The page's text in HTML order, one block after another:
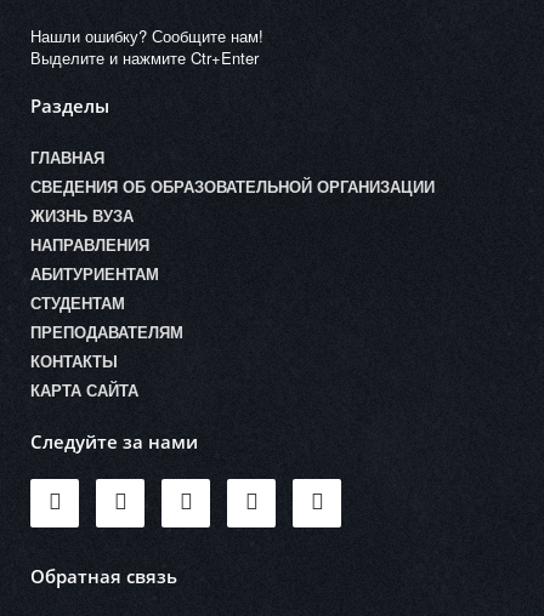
Нашли ошибку? Сообщите нам!
Выделите и нажмите Ctr+Enter
Разделы
ГЛАВНАЯ
СВЕДЕНИЯ ОБ ОБРАЗОВАТЕЛЬНОЙ ОРГАНИЗАЦИИ
ЖИЗНЬ ВУЗА
НАПРАВЛЕНИЯ
АБИТУРИЕНТАМ
СТУДЕНТАМ
ПРЕПОДАВАТЕЛЯМ
КОНТАКТЫ
КАРТА САЙТА
Следуйте за нами
Обратная связь